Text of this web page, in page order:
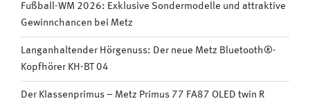
Fußball-WM 2026: Exklusive Sondermodelle und attraktive
Gewinnchancen bei Metz
Langanhaltender Hörgenuss: Der neue Metz Bluetooth®-
Kopfhörer KH-BT 04
Der Klassenprimus – Metz Primus 77 FA87 OLED twin R